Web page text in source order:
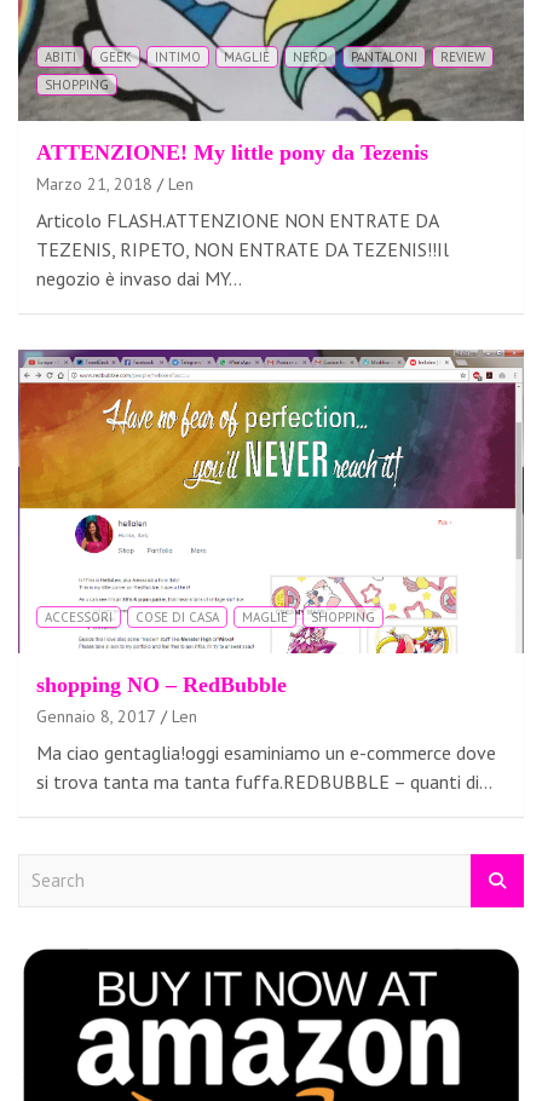
ABITI GEEK INTIMO MAGLIE NERD PANTALONI
REVIEW
SHOPPING
ATTENZIONE! My little pony da Tezenis
Marzo 21, 2018 Len
Articolo FLASH.ATTENZIONE NON ENTRATE DA
TEZENIS, RIPETO, NON ENTRATE DA TEZENIS!!Il
negozio è invaso dai MY…
ACCESSORI COSE DI CASA MAGLIE SHOPPING
shopping NO – RedBubble
Gennaio 8, 2017 Len
Ma ciao gentaglia!oggi esaminiamo un e-commerce dove
si trova tanta ma tanta fuffa.REDBUBBLE – quanti di…
c